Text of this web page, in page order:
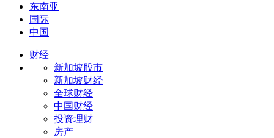
东南亚
国际
中国
财经
新加坡股市
新加坡财经
全球财经
中国财经
投资理财
房产